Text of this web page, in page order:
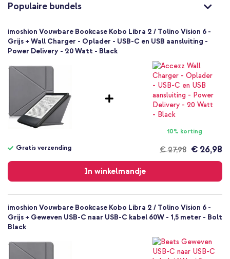
Geen
Nee
Bookcase
Volledige bescherming
Populaire bundels
imoshion Vouwbare Bookcase Kobo Libra 2 / Tolino Vision 6 -
Grijs + Wall Charger - Oplader - USB-C en USB aansluiting -
Power Delivery - 20 Watt - Black
10% korting
€ 27,98
Gratis verzending € 26,98
In winkelmandje
verzending
imoshion Vouwbare Bookcase Kobo Libra 2 / Tolino Vision 6 -
Grijs + Geweven USB-C naar USB-C kabel 60W - 1,5 meter - Bolt
Black